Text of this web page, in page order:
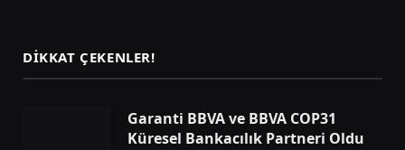
DIKKAT ÇEKENLER!
Garanti BBVA ve BBVA COP31
Küresel Bankacılık Partneri Oldu